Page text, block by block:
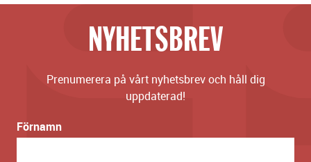
NYHETSBREV
Prenumerera på vårt nyhetsbrev och håll dig
uppdaterad!
Förnamn